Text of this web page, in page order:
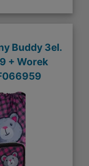
Buddy 3el.
+ Worek